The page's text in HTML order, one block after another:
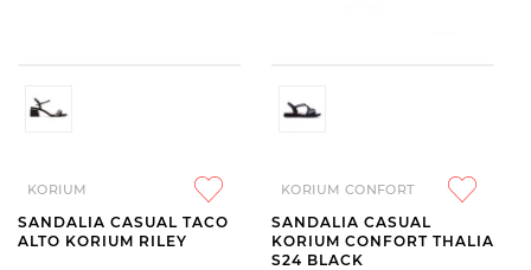
KORIUM
SANDALIA CASUAL TACO
ALTO KORIUM RILEY
KORIUM CONFORT
SANDALIA CASUAL
KORIUM CONFORT THALIA
S24 BLACK